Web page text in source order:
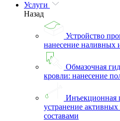
Услуги
Назад
Устройство
нанесение наливных
Обмазочная
кровли: нанесение
Инъекционная
устранение
составами